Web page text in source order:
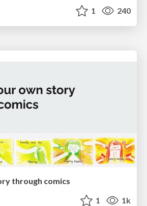
1 240
through comics
1 1k